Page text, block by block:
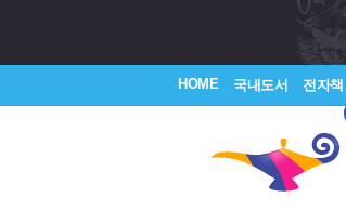
HOME 국내도서 전자책